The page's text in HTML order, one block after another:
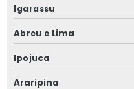
Igarassu
Abreu e Lima
Ipojuca
Araripina